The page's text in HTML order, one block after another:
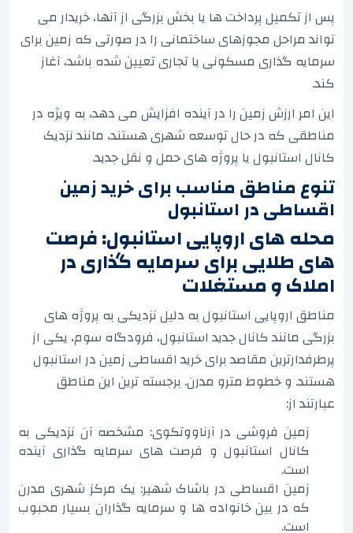
پس از تکمیل پرداخت ها یا بخش بزرگی از آنها، خریدار می
تواند مراحل مجوزهای ساختمانی را در صورتی که زمین برای
سرمایه گذاری مسکونی یا تجاری تعیین شده باشد، آغاز
کند.
این امر ارزش زمین را در آینده افزایش می دهد، به ویژه در
مناطقی که در حال توسعه شهری هستند، مانند نزدیک
کانال استانبول یا پروژه های حمل و نقل جدید.
تنوع مناطق مناسب برای خرید زمین
اقساطی در استانبول
محله های اروپایی استانبول: فرصت
های طلایی برای سرمایه گذاری در
املاک و مستغلات
مناطق اروپایی استانبول به دلیل نزدیکی به پروژه های
بزرگی مانند کانال جدید استانبول، فرودگاه سوم، یکی از
پرطرفدارترین مقاصد برای خرید اقساطی زمین در استانبول
هستند. و خطوط مترو مدرن. برجسته ترین این مناطق
عبارتند از:
زمین فروشی در آرناووتکوی: مشخصه آن نزدیکی به
کانال استانبول و فرصت های سرمایه گذاری آینده
است.
زمین اقساطی در باشاک شهیر: یک مرکز شهری مدرن
که در بین خانواده ها و سرمایه گذاران بسیار محبوب
است.